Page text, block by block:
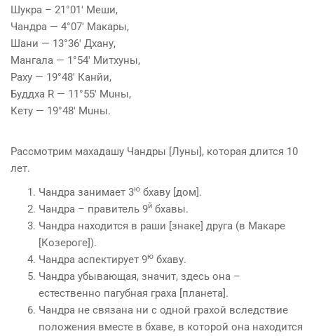
Шукра – 21°01′ Меши,
Чандра — 4°07′ Макары,
Шани — 13°36′ Дхану,
Мангала — 1°54′ Митхуны,
Раху — 19°48′ Канйи,
Буддха R — 11°55′ Мuны,
Кету — 19°48′ Мuны.
Рассмотрим махадашу Чандры [Луны], которая длится 10
лет.
Чандра занимает 3ю бхаву [дом].
Чандра – правитель 9й бхавы.
Чандра находится в раши [знаке] друга (в Макаре
[Козероге]).
Чандра аспектирует 9ю бхаву.
Чандра убывающая, значит, здесь она –
естественно пагубная граха [планета].
Чандра не связана ни с одной грахой вследствие
положения вместе в бхаве, в которой она находится